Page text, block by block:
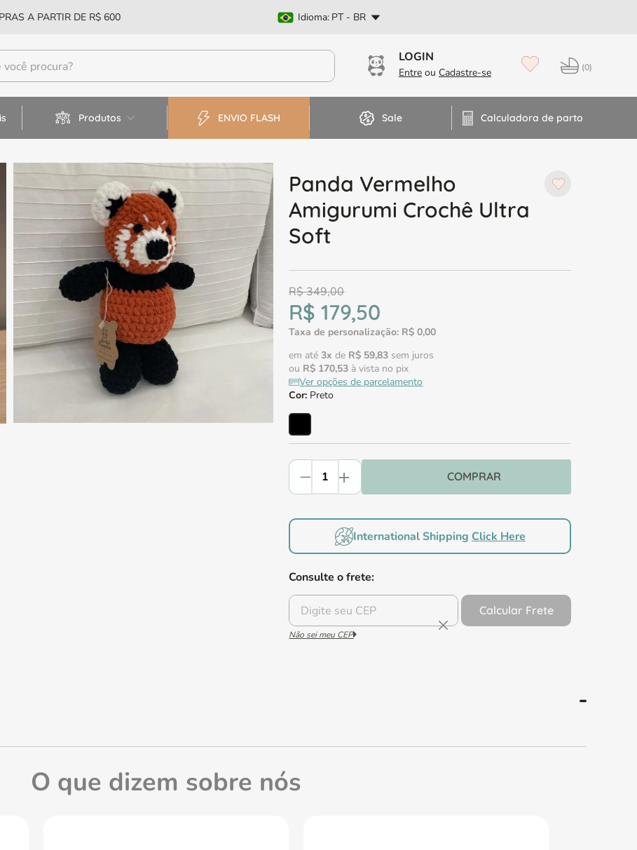
A PARTIR DE R$ 600 Idioma: PT - BR
0
Produtos ENVIO FLASH Sale Calculadora de parto
Panda Vermelho
Amigurumi Crochê Ultra
Soft
R$349,00
R$ 179,50
Taxa de personalização: R$ 0,00
em até3x de R$ 59,83 sem juros
ou R$ 170,53 à vista no pix
Ver opções de parcelamento
Cor: Preto
Comprar
International Shipping Click Here
Consulte o frete:
Calcular Frete
Não sei meu CEP
O que dizem sobre nós